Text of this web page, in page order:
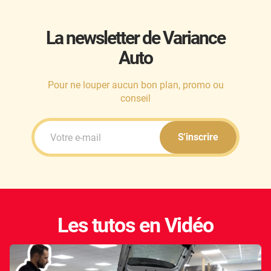
Karma
Lamborghini
Lancia
Ligier
Lincoln
La newsletter de Variance
Auto
Pour ne louper aucun bon plan, promo ou
conseil
S'inscrire
Les tutos en Vidéo